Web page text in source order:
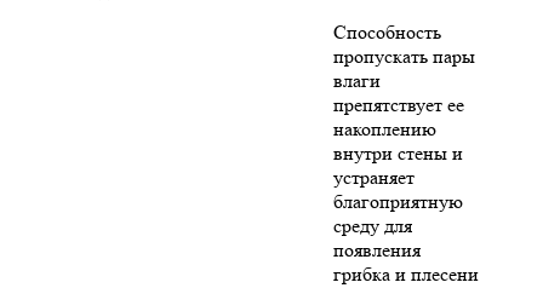
Способность
пропускать пары
влаги
препятствует ее
накоплению
внутри стены и
устраняет
благоприятную
среду для
появления
грибка и плесени